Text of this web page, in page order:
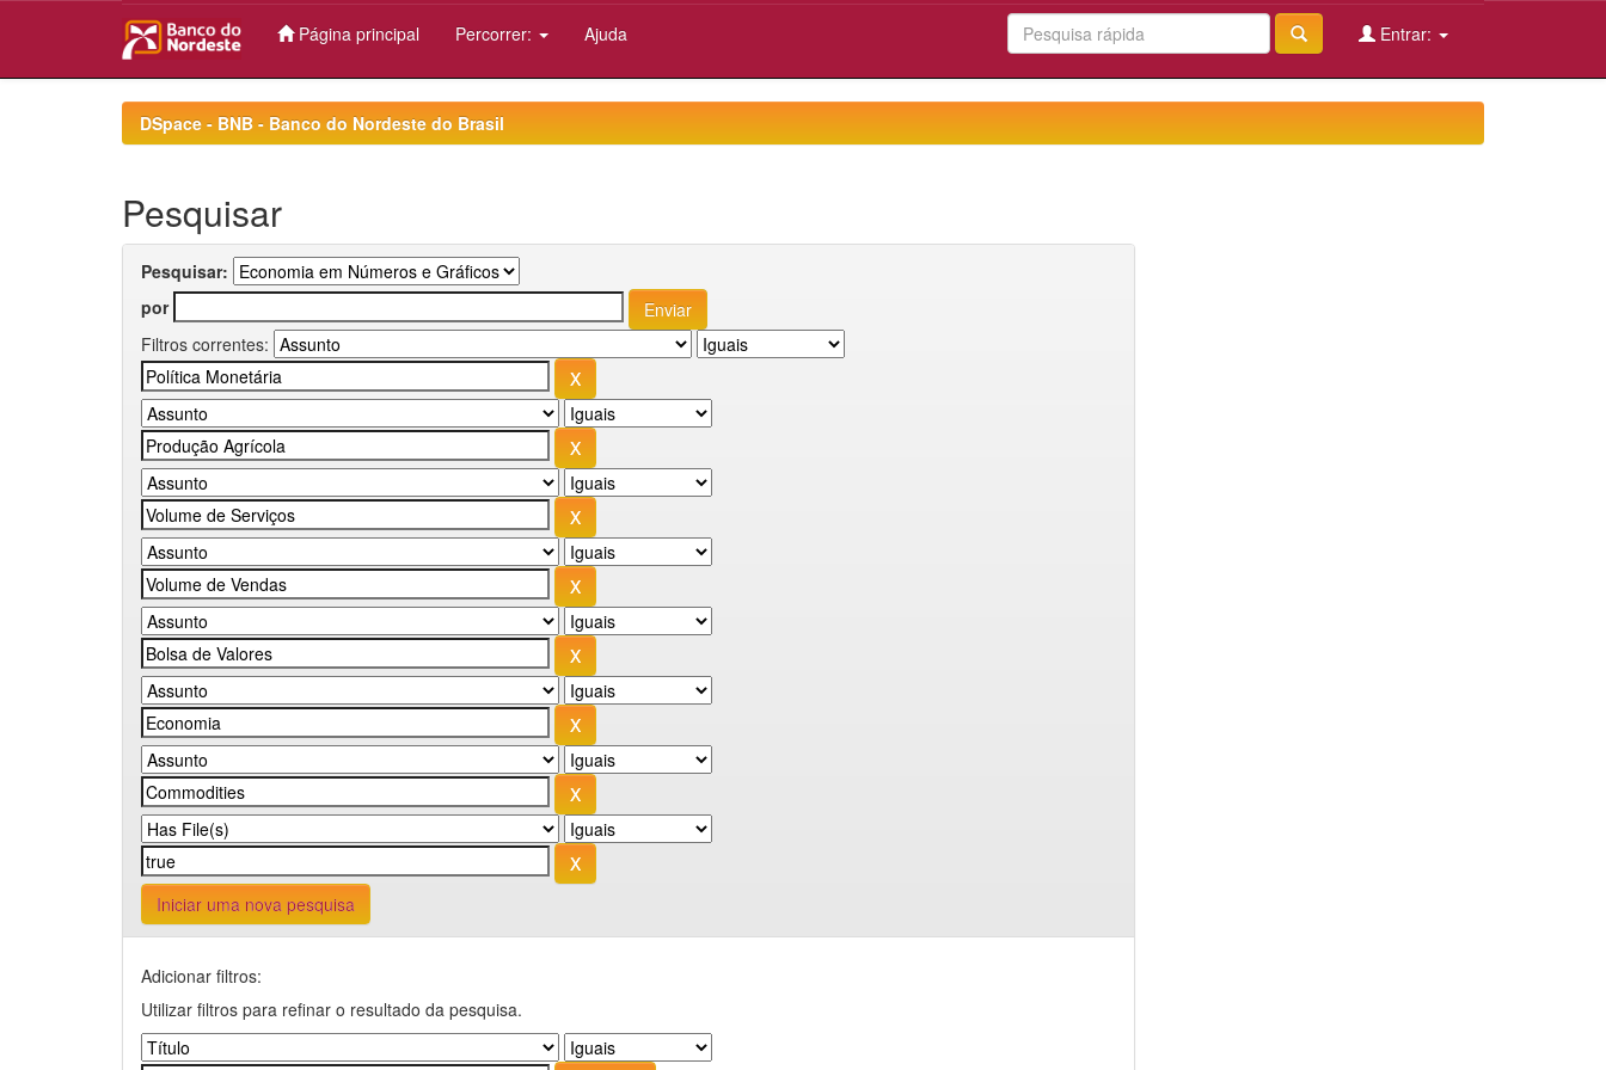
Página principal Percorrer: Ajuda Entrar:
DSpace - BNB - Banco do Nordeste do Brasil
Pesquisar
Pesquisar:
por
Filtros correntes:
Iniciar uma nova pesquisa
Adicionar filtros:
Utilizar filtros para refinar o resultado da pesquisa.